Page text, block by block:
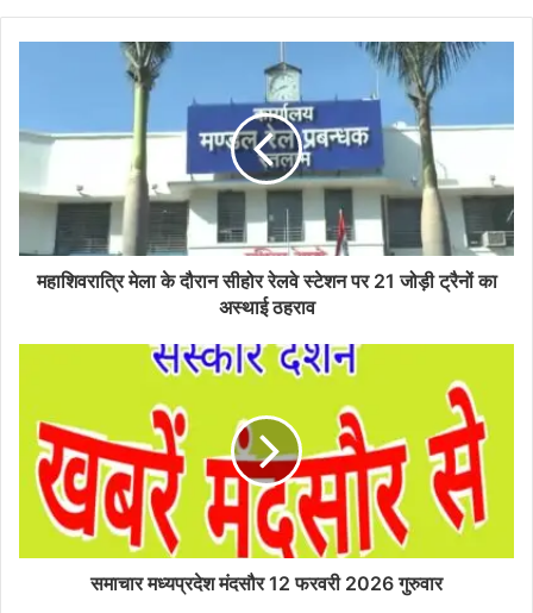
महाशिवरात्रि मेला के दौरान सीहोर रेलवे स्‍टेशन पर 21 जोड़ी ट्रैनों का
अस्‍थाई ठहराव
समाचार मध्यप्रदेश मंदसौर 12 फरवरी 2026 गुरुवार